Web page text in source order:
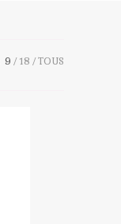
9 18 TOUS